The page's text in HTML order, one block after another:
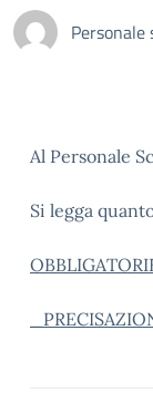
Personale
Al Personale
Si legga